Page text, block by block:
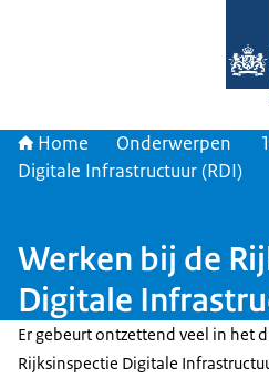
Home Onderwerpen
Digitale Infrastructuur (RDI)
Werken bij de
Digitale
Er gebeurt ontzettend veel in het
Rijksinspectie Digitale